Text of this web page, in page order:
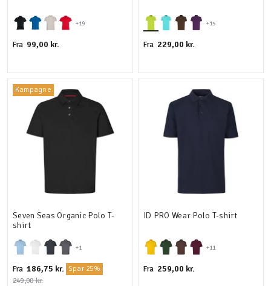
+19
Fra 99,00 kr.
+15
Fra 229,00 kr.
Kampagne
+1
Seven Seas Organic Polo T-
shirt
Fra 186,75 kr. Spar 25%
249,00 kr.
+11
ID PRO Wear Polo T-shirt
Fra 259,00 kr.